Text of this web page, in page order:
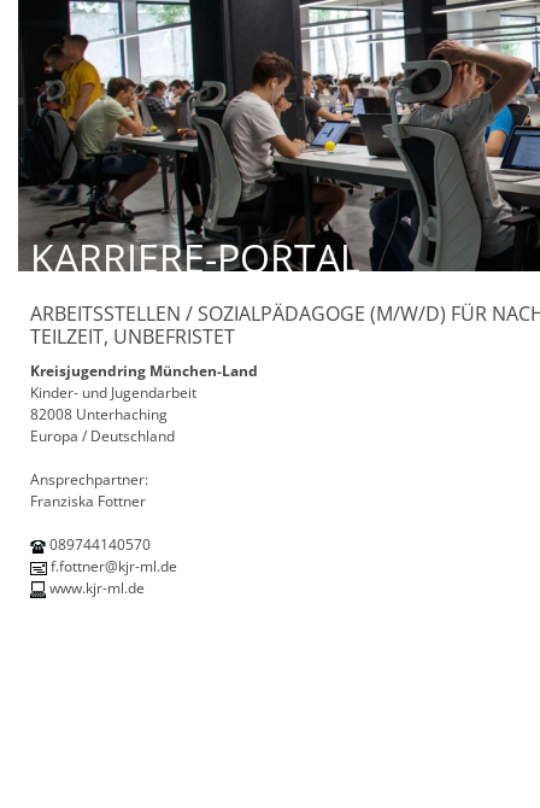
KARRIERE-PORTAL
ARBEITSSTELLEN / SOZIALPÄDAGOGE (M/W/D) FÜR
TEILZEIT, UNBEFRISTET
Kreisjugendring München-Land
Kinder- und Jugendarbeit
82008 Unterhaching
Europa / Deutschland
Ansprechpartner:
Franziska Fottner
089744140570
f.fottner@kjr-ml.de
www.kjr-ml.de